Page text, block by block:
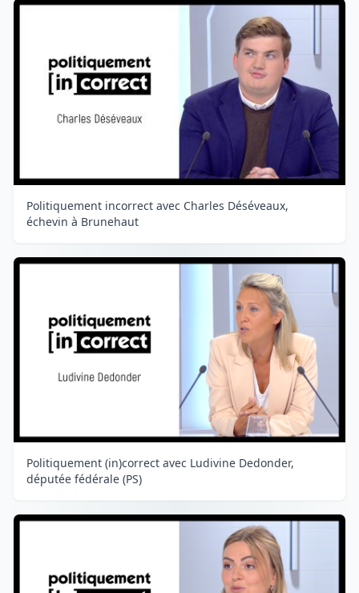
Politiquement incorrect avec Charles Déséveaux,
échevin à Brunehaut
Politiquement (in)correct avec Ludivine Dedonder,
députée fédérale (PS)